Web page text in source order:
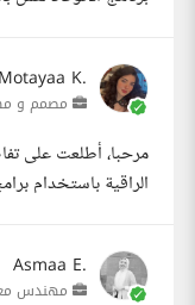
K.
مصمم و
مرحبا، أطلعت على
الراقية باستخدام
Asmaa E.
مهندس